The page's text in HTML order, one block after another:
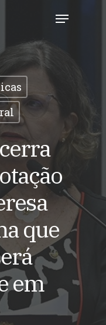
Menu
que
em